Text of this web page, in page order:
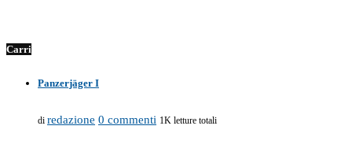
Carri
Panzerjäger I
di redazione 0 commenti 1K letture totali